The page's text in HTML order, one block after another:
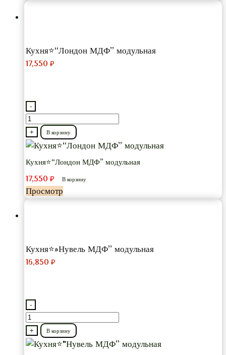
Кухня⭐“Лондон МДФ” модульная
17,550 ₽
-
Количество
товара
Кухня⭐“Лондон
модульная
+ В корзину
Кухня⭐“Лондон МДФ” модульная
17,550 ₽ В корзину
Просмотр
Кухня⭐»Нувель МДФ” модульная
16,850 ₽
-
Количество
товара
Кухня⭐"Нувель
+ В корзину